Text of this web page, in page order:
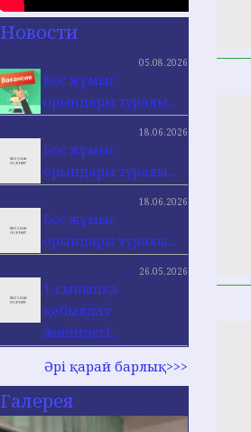
Новости
05.08.2026
Бос жұмыс
орындары туралы...
18.06.2026
Бос жұмыс
орындары туралы...
18.06.2026
Бос жұмыс
орындары туралы...
26.05.2026
1-сыныпқа
қабылдау
жөніндегі...
Әрі қарай барлық>>>
Галерея